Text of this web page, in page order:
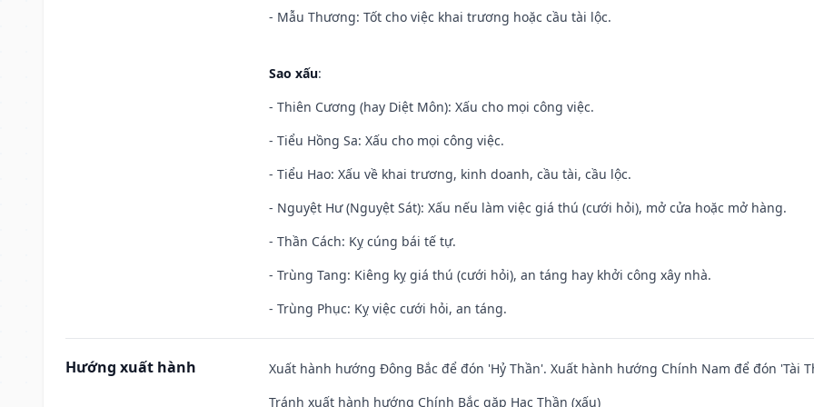
- Mẫu Thương: Tốt cho việc khai trương hoặc cầu tài lộc.
Sao xấu:
- Thiên Cương (hay Diệt Môn): Xấu cho mọi công việc.
- Tiểu Hồng Sa: Xấu cho mọi công việc.
- Tiểu Hao: Xấu về khai trương, kinh doanh, cầu tài, cầu lộc.
- Nguyệt Hư (Nguyệt Sát): Xấu nếu làm việc giá thú (cưới hỏi), mở cửa hoặc mở hàng.
- Thần Cách: Kỵ cúng bái tế tự.
- Trùng Tang: Kiêng kỵ giá thú (cưới hỏi), an táng hay khởi công xây nhà.
- Trùng Phục: Kỵ việc cưới hỏi, an táng.
Hướng xuất hành
Xuất hành hướng Đông Bắc để đón 'Hỷ Thần'. Xuất hành hướng Chính Nam để đón 'Tài
Tránh xuất hành hướng Chính Bắc gặp Hạc Thần (xấu)